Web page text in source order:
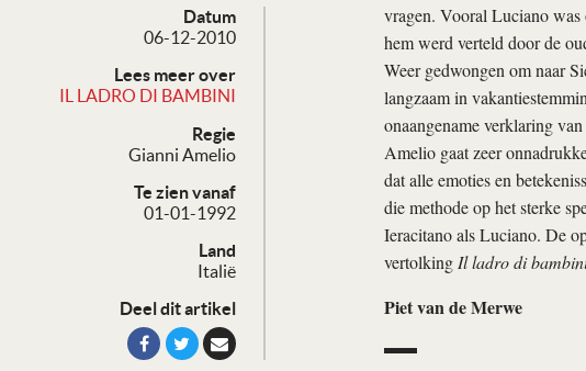
Datum
06-12-2010
Lees meer over
IL LADRO DI BAMBINI
Regie
Gianni Amelio
Te zien vanaf
01-01-1992
Land
Italië
Deel dit artikel
vragen. Vooral Luciano was
hem werd verteld door de
Weer gedwongen om naar
langzaam in
onaangename verklaring
Amelio gaat zeer
dat alle emoties en
die methode op het sterke
Ieracitano als Luciano. De
vertolking Il ladro di
Piet van de Merwe